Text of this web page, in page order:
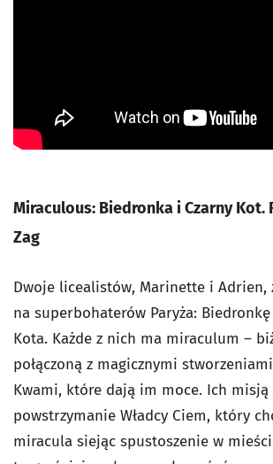
Miraculous: Biedronka i Czarny Kot.
Zag
Dwoje licealistów, Marinette i Adrien,
na superbohaterów Paryża:
Kota. Każde z nich ma miraculum –
połączoną z magicznymi
Kwami, które dają im moce. Ich misją
powstrzymanie Władcy Ciem, który
miracula siejąc spustoszenie w